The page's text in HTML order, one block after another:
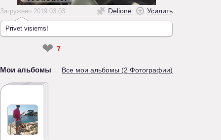
Загружено 2019.03.03 Dėlionė Усилить
Privet visiems!
❤ 7
Мои альбомы Все мои альбомы (2 Фотографии)